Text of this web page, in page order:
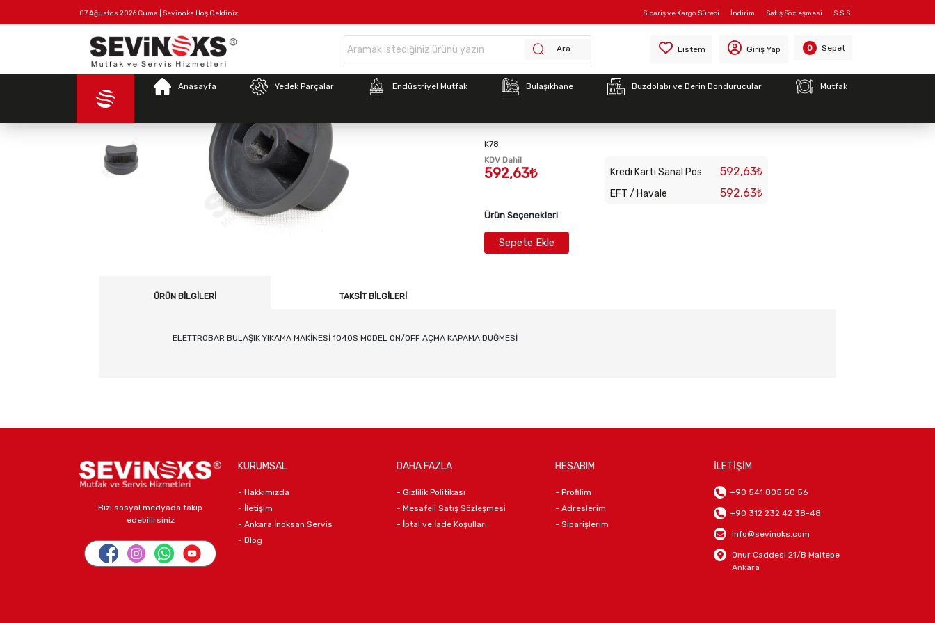
07 Ağustos 2026 Cuma | Sevinoks Hoş Geldiniz. S.S.S
Satış Sözleşmesi
İndirim
Sipariş ve Kargo Süreci
Ara Listem Giriş Yap 0 Sepet
Tüm
Hakkımızdaİletişim
Anasayfa
Yedek Parçalar Endüstriyel Mutfak Bulaşıkhane Buzdolabı ve Derin Dondurucular Mutfak
Stok Kodu:ELE-999106
Elettrobar 1040S Bulaşık Yıkama Makinesi
K78
KDV Dahil
592,63₺ Kredi Kartı Sanal Pos 592,63₺
EFT / Havale 592,63₺
Ürün Seçenekleri
Sepete Ekle
ÜRÜN BILGILERI TAKSIT BILGILERI
ELETTROBAR BULAŞIK YIKAMA MAKİNESİ 1040S MODEL ON/OFF AÇMA KAPAMA DÜĞMESİ
Bizi sosyal medyada takip
edebilirsiniz
KURUMSAL
- Hakkımızda
- İletişim
- Ankara İnoksan Servis
- Blog
DAHA FAZLA
- Gizlilik Politikası
- Mesafeli Satış Sözleşmesi
- İptal ve İade Koşulları
HESABIM
- Profilim
- Adreslerim
- Siparişlerim
İLETİŞİM
+90 541 805 50 56
+90 312 232 42 38-48
info@sevinoks.com
Onur Caddesi 21/B Maltepe
Ankara